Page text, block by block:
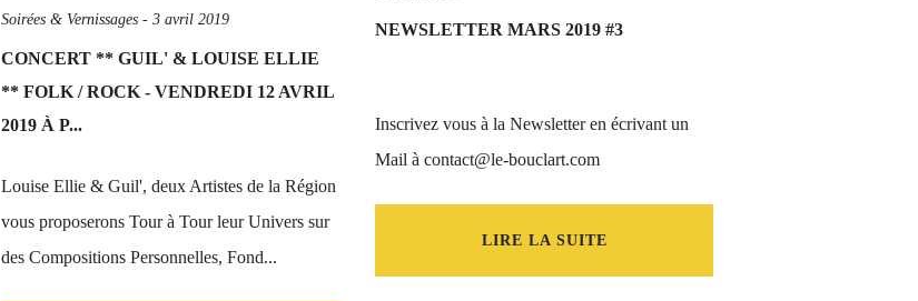
Soirées & Vernissages - 3 avril 2019
CONCERT ** GUIL' & LOUISE ELLIE
** FOLK / ROCK - VENDREDI 12 AVRIL
2019 À P...
Louise Ellie & Guil', deux Artistes de la Région
vous proposerons Tour à Tour leur Univers sur
des Compositions Personnelles, Fond...
NEWSLETTER MARS 2019 #3
Inscrivez vous à la Newsletter en écrivant un
Mail à contact@le-bouclart.com
LIRE LA SUITE